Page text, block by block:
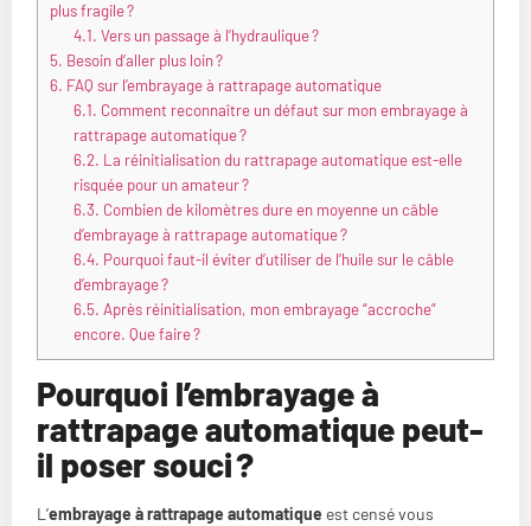
plus fragile ?
4.1. Vers un passage à l’hydraulique ?
5. Besoin d’aller plus loin ?
6. FAQ sur l’embrayage à rattrapage automatique
6.1. Comment reconnaître un défaut sur mon embrayage à
rattrapage automatique ?
6.2. La réinitialisation du rattrapage automatique est-elle
risquée pour un amateur ?
6.3. Combien de kilomètres dure en moyenne un câble
d’embrayage à rattrapage automatique ?
6.4. Pourquoi faut-il éviter d’utiliser de l’huile sur le câble
d’embrayage ?
6.5. Après réinitialisation, mon embrayage “accroche”
encore. Que faire ?
Pourquoi l’embrayage à
rattrapage automatique peut-
il poser souci ?
L’embrayage à rattrapage automatique est censé vous